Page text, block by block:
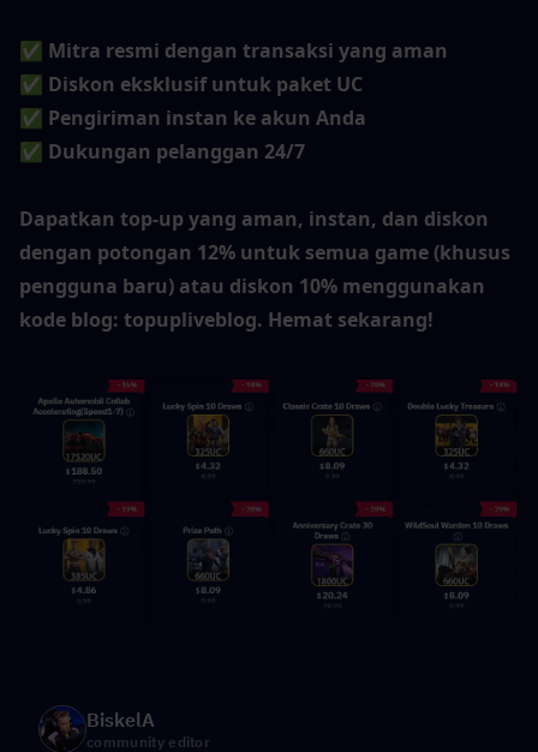
✅ Mitra resmi dengan transaksi yang aman
✅ Diskon eksklusif untuk paket UC
✅ Pengiriman instan ke akun Anda
✅ Dukungan pelanggan 24/7
Dapatkan top-up yang aman, instan, dan diskon
dengan potongan 12% untuk semua game (khusus
pengguna baru) atau diskon 10% menggunakan
kode blog: topupliveblog. Hemat sekarang!
BiskelA
community editor